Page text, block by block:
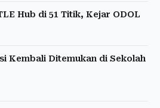
Hub di 51 Titik, Kejar ODOL
Kembali Ditemukan di Sekolah